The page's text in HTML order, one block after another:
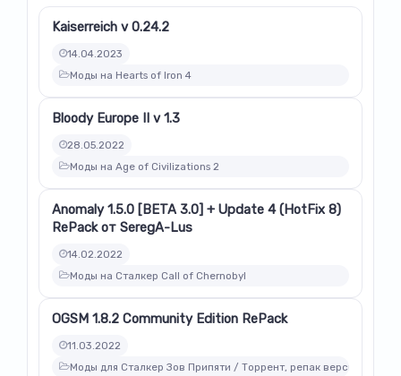
Kaiserreich v 0.24.2
14.04.2023
Моды на Hearts of Iron 4
Bloody Europe II v 1.3
28.05.2022
Моды на Age of Civilizations 2
Anomaly 1.5.0 [BETA 3.0] + Update 4 (HotFix 8)
RePack от SeregA-Lus
14.02.2022
Моды на Сталкер Call of Chernobyl
OGSM 1.8.2 Community Edition RePack
11.03.2022
Моды для Сталкер Зов Припяти / Торрент, репак версии модов